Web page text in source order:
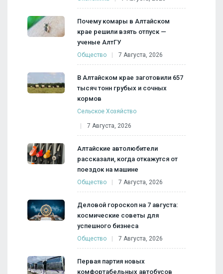
Почему комары в Алтайском
крае решили взять отпуск —
ученые АлтГУ
Общество 7 Августа, 2026
В Алтайском крае заготовили 657
тысяч тонн грубых и сочных
кормов
Сельское Хозяйство
7 Августа, 2026
Алтайские автолюбители
рассказали, когда откажутся от
поездок на машине
Общество 7 Августа, 2026
Деловой гороскоп на 7 августа:
космические советы для
успешного бизнеса
Общество 7 Августа, 2026
Первая партия новых
комфортабельных автобусов